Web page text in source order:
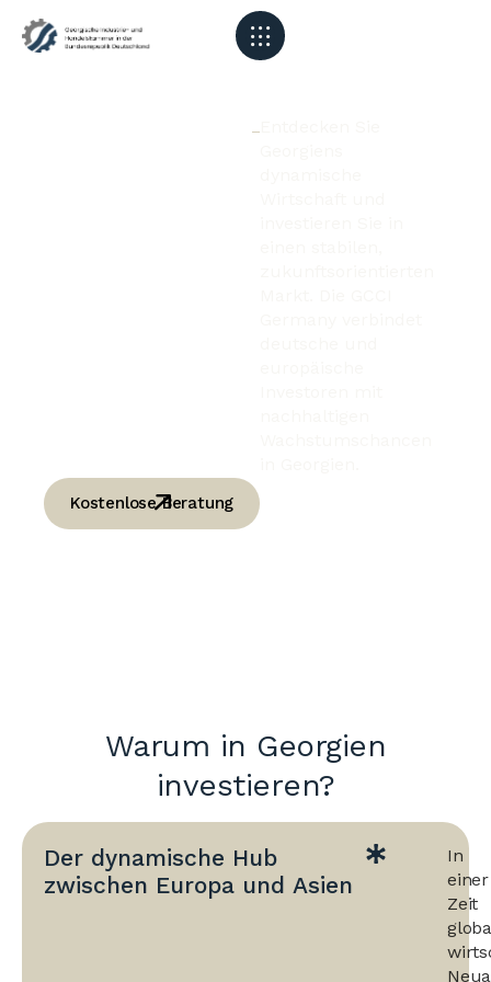
Entdecken Sie
Kostenlose Beratung
Warum in Georgien
investieren?
Der dynamische Hub
zwischen Europa und Asien
In
einer
Zeit